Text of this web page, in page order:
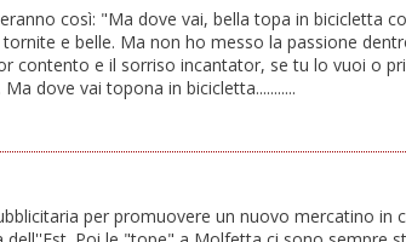
così: "Ma dove vai, bella topa in bicicletta
e belle. Ma non ho messo la passione
contento e il sorriso incantator, se tu lo vuoi o
dove vai topona in bicicletta...........
per promuovere un nuovo mercatino in